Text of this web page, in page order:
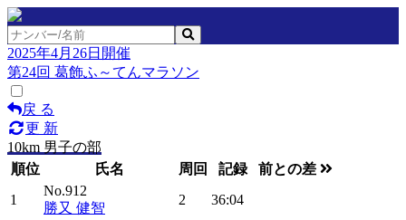
2025年4月26日開催
第24回 葛飾ふ～てんマラソン
戻 る
更 新
10km 男子の部
順位
氏名 周回 記録
前との差
1
No.912
勝又 健智
2 36:04